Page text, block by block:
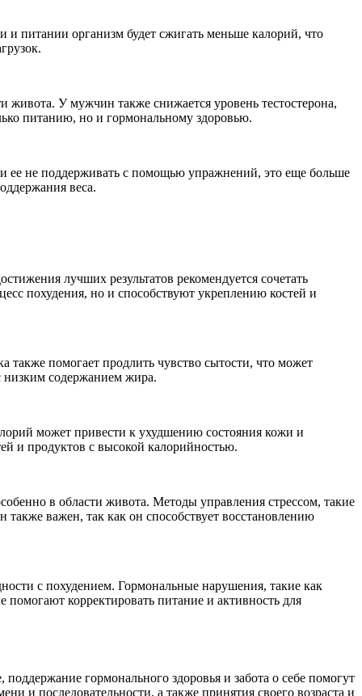
и питании организм будет сжигать меньше калорий, что
У мужчин также снижается уровень тестостерона,
питанию, но и гормональному здоровью.
ее не поддерживать с помощью упражнений, это еще больше
веса.
лучших результатов рекомендуется сочетать
похудения, но и способствуют укреплению костей и
помогает продлить чувство сытости, что может
низким содержанием жира.
может привести к ухудшению состояния кожи и
и продуктов с высокой калорийностью.
в области живота. Методы управления стрессом, такие
важен, так как он способствует восстановлению
с похудением. Гормональные нарушения, такие как
корректировать питание и активность для
гормонального здоровья и забота о себе помогут
и последовательности, а также принятия своего возраста и